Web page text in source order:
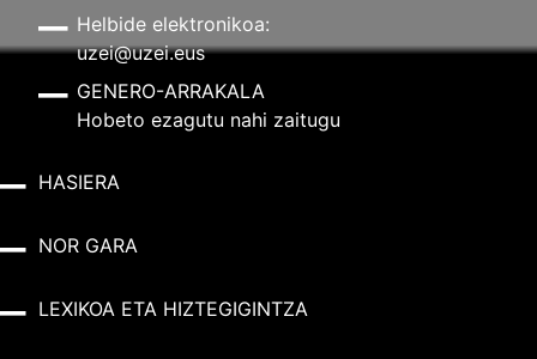
Helbide elektronikoa:
uzei@uzei.eus
GENERO-ARRAKALA
Hobeto ezagutu nahi zaitugu
HASIERA
NOR GARA
LEXIKOA ETA HIZTEGIGINTZA